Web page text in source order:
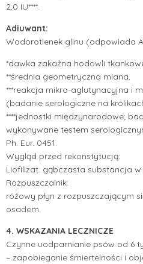
2,0 IU****.
Adiuwant:
Wodorotlenek glinu (odpowiada
*dawka zakaźna hodowli
**średnia geometryczna miana,
***reakcja mikro-aglutynacyjna i
(badanie serologiczne na
****jednostki międzynarodowe;
wykonywane testem
Ph. Eur. 0451.
Wygląd przed rekonstytucją:
Liofilizat: gąbczasta substancja w
Rozpuszczalnik:
róźowy płyn z rozpuszczającym
osadem.
4. WSKAZANIA LECZNICZE
Czynne uodparnianie psów od 6
– zapobieganie śmiertelności i